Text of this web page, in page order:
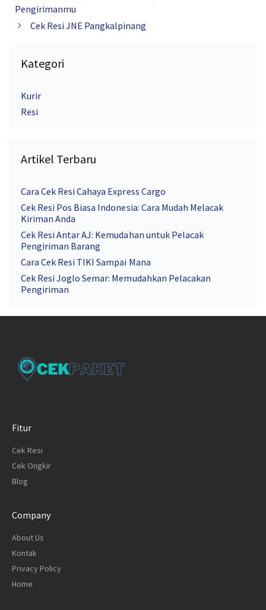
Pengirimanmu
Cek Resi JNE Pangkalpinang
Kategori
Kurir
Resi
Artikel Terbaru
Cara Cek Resi Cahaya Express Cargo
Cek Resi Pos Biasa Indonesia: Cara Mudah Melacak
Kiriman Anda
Cek Resi Antar AJ: Kemudahan untuk Pelacak
Pengiriman Barang
Cara Cek Resi TIKI Sampai Mana
Cek Resi Joglo Semar: Memudahkan Pelacakan
Pengiriman
Fitur
Cek Resi
Cek Ongkir
Blog
Company
About Us
Kontak
Privacy Policy
Home